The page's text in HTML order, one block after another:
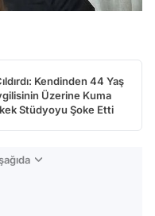
Kendinden 44 Yaş
Üzerine Kuma
Stüdyoyu Şoke Etti